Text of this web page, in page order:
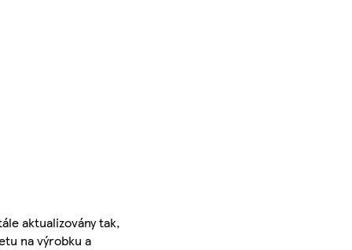
aktualizovány tak,
na výrobku a